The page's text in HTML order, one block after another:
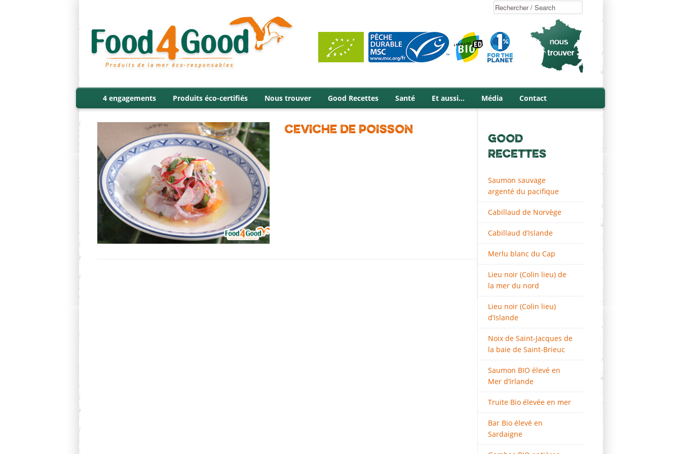
4 engagements Produits éco-certifiés Nous trouver Good Recettes Santé Et aussi… Média Contact
CEVICHE DE POISSON
GOOD
RECETTES
Saumon sauvage
argenté du pacifique
Cabillaud de Norvège
Cabillaud d’Islande
Merlu blanc du Cap
Lieu noir (Colin lieu) de
la mer du nord
Lieu noir (Colin lieu)
d’Islande
Noix de Saint-Jacques de
la baie de Saint-Brieuc
Saumon BIO élevé en
Mer d’Irlande
Truite Bio élevée en mer
Bar Bio élevé en
Sardaigne